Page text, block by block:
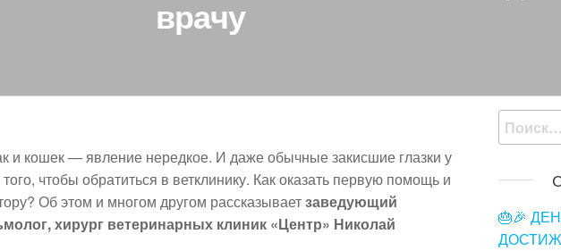
врачу
и кошек — явление нередкое. И даже обычные закисшие глазки у
чтобы обратиться в ветклинику. Как оказать первую помощь и
Об этом и многом другом рассказываетзаведующий
хирург ветеринарных клиник «Центр» Николай
Найти:
🎂🎉